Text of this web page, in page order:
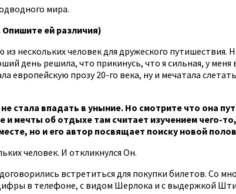
мира.
ей различия)
нескольких человек для дружеского путишествия.
день решила, что прикинусь, что я сильная, у
европейскую прозу 20-го века, ну и мечатала
стала впадать в уныние. Но смотрите что она
мечты об отдыхе там считает изучением чего-
но и его автор посвящает поиску новой
человек. И откликнулся Он.
встретиться для покупки билетов. Со
в телефоне, с видом Шерлока и с выдержкой